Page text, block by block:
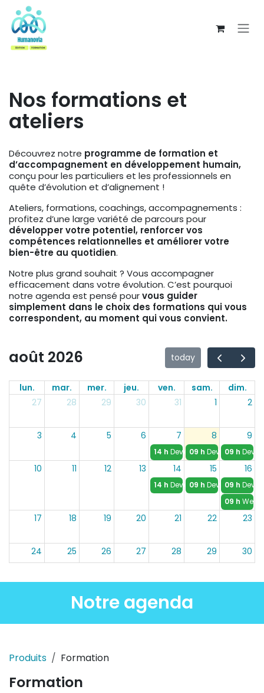
Se rendre au contenu
Nos formations et
ateliers
Découvrez notre programme de formation et
d’accompagnement en développement humain,
conçu pour les particuliers et les professionnels en
quête d’évolution et d’alignement !
Ateliers, formations, coachings, accompagnements :
profitez d’une large variété de parcours pour
développer votre potentiel, renforcer vos
compétences relationnelles et améliorer votre
bien-être au quotidien.
Notre plus grand souhait ? Vous accompagner
efficacement dans votre évolution. C’est pourquoi
notre agenda est pensé pourvous guider
simplement dans le choix des formations qui vous
correspondent, au moment qui vous convient.
août 2026 today
lun. mar. mer. jeu. ven. sam.
dim.
27
28 29 30 31 1 2
3 4 5 6 7
14 h Devenir Coach PNL – Base
8
09 h Devenir Coach
9
09 h
10 11 12 13 14
14 h Devenir Coach PNL – Base
15
09 h Devenir Coach
16
09 h
09 h
17 18 19 20 21 22 23
24 25 26 27 28 29 30
31 1 2 3
13:30Devenir Coach PNL – Bases
4
13:30Devenir hypnothérapeute
5
09 h
6
Notre agenda
Produits Formation
Formation